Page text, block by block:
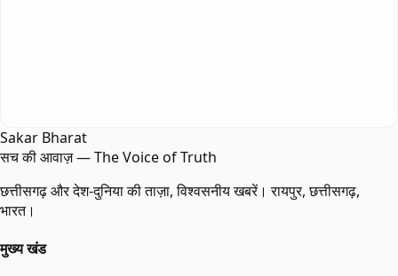
Sakar Bharat
सच की आवाज़ — The Voice of Truth
छत्तीसगढ़ और देश-दुनिया की ताज़ा, विश्वसनीय खबरें। रायपुर, छत्तीसगढ़,
भारत।
मुख्य खंड